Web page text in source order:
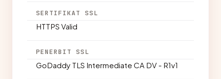
SERTIFIKAT SSL
HTTPS Valid
PENERBIT SSL
GoDaddy TLS Intermediate CA DV - R1v1